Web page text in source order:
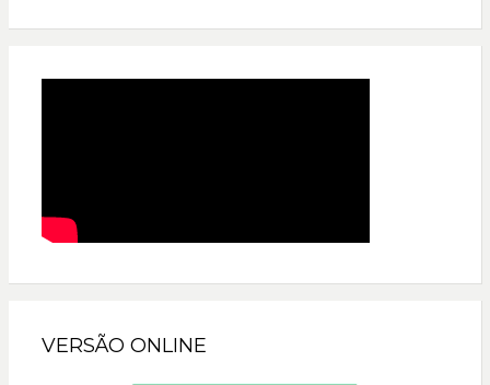
VERSÃO ONLINE